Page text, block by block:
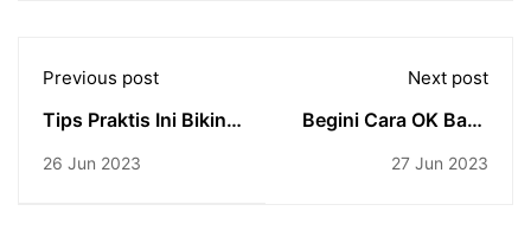
Previous post
Tips Praktis Ini Bikin
26 Jun 2023
Next post
Begini Cara OK Baca
27 Jun 2023